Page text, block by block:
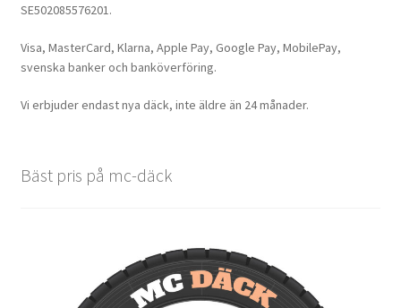
SE502085576201.
Visa, MasterCard, Klarna, Apple Pay, Google Pay, MobilePay,
svenska banker och banköverföring.
Vi erbjuder endast nya däck, inte äldre än 24 månader.
Bäst pris på mc-däck